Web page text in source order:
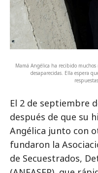
Mamá Angélica ha recibido
desaparecidas. Ella espera
El 2 de septiembre
después de que su
Angélica junto con
fundaron la
de Secuestrados,